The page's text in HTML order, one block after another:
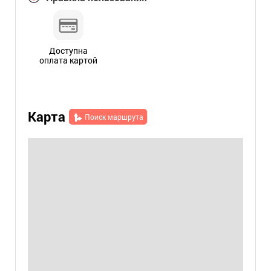
Доступна
оплата картой
Карта Поиск маршрута